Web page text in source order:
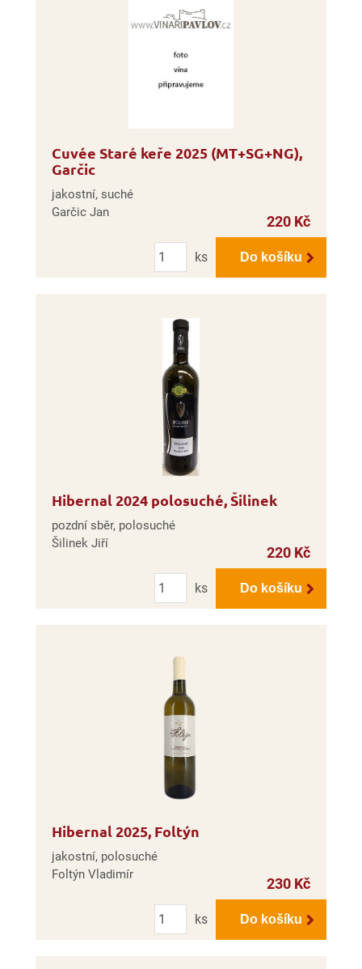
Cuvée Staré keře 2025 (MT+SG+NG),
Garčic
jakostní, suché
Garčic Jan
220 Kč
Počet
ks
Do košíku
Hibernal 2024 polosuché, Šilinek
pozdní sběr, polosuché
Šilinek Jiří
220 Kč
Počet
ks
Do košíku
Hibernal 2025, Foltýn
jakostní, polosuché
Foltýn Vladimír
230 Kč
Počet
ks
Do košíku